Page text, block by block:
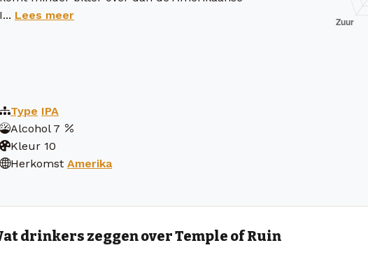
I... Lees meer
Type IPA
Alcohol 7
Kleur 10
Herkomst Amerika
drinkers zeggen over Temple of Ruin